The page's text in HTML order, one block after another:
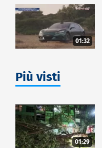
01:32
Più visti
01:29